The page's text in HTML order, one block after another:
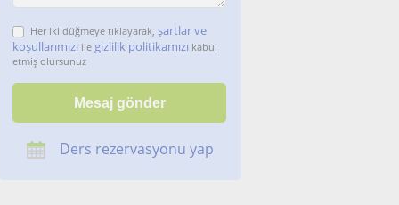
Her iki düğmeye tıklayarak, şartlar ve
koşullarımızı ile gizlilik politikamızı kabul
etmiş olursunuz
Ders rezervasyonu yap